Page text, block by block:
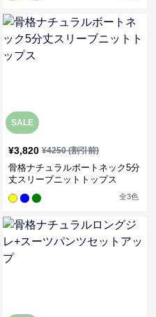
SALE
¥3,820 ¥4250(割引前)
骨格ナチュラルボートネック5分
丈スリーブニットトップス
全3色